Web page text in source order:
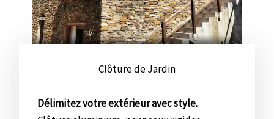
Clôture de Jardin
Délimitez votre extérieur avec style.